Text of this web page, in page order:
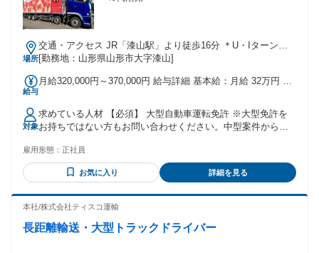
場所
交通・アクセス JR「漆山駅」より徒歩16分 ＊U・Iターン歓
迎！ ＊車・バイク・自転車通勤OK
[勤務地：山形県山形市大字漆山]
給与
月給320,000円～370,000円 給与詳細 基本給：月給 32万円 〜
れる通勤・皆勤・家族手当金額：あり 全員に一律で支払われ
るその他手当金額：あり ※基本給・一律手当(運送手当)・固
定残業代の総額 ＜内訳＞ 基本給17.2万円＋運送手当5万円～9
万円＋固定残業代7.8万円～8.8万円(60時間分/超過分は別途支
給】 昇給(年1回) 【賞与】 賞与(年2回) ※当社では賞与を「特
別手当」として支給しております。会社の業績や状況により
回数や金額が変動いたします。 【各種手当】 ●通勤手当 ●業
務手当 ●勤続手当 ●歩合手当：バラ積 2000円/回数 ●走行距離
手当：4tトラック以下5円/1km、6tトラック 6円/1km、10tト
ラック 7円/1km 【表彰制度】 ●20年無事故・無違反(表彰状・
対象
求めている人材 【必須】 大型自動車運転免許 ※大型免許を
お持ちではない方もお問い合わせください。中型案件から始
ます ＊学歴不問／中卒・高校中退・高卒歓迎 ＊経験者歓迎・
復職希望者歓迎 ＊20代・30代・40代男性活躍中 ＊自衛隊で働
いていた人も活躍中 中型自動車運転免許、大型自動車運転免
スキルを活かして活躍頂けます。 年齢の条件と理由：あり
雇用形態： 正社員
お気に入り 詳細を見る
本社/株式会社ティスコ運輸
長距離輸送・大型トラックドライバー